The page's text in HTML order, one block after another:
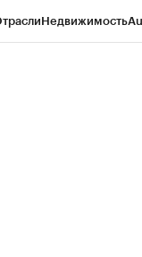
Недвижимость